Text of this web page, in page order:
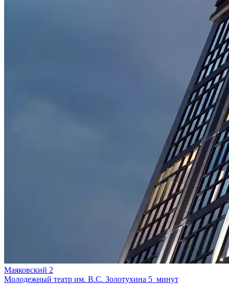
Маяковский 2
Молодежный театр им. В.С. Золотухина 5 минут